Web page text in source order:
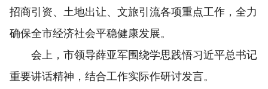
招商引资、土地出让、文旅引流各项重点工作，全力
确保全市经济社会平稳健康发展。
会上，市领导薛亚军围绕学思践悟习近平总书记
重要讲话精神，结合工作实际作研讨发言。